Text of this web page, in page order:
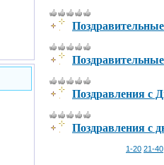
Поздравления с
Поздравления с
1-20 21-40